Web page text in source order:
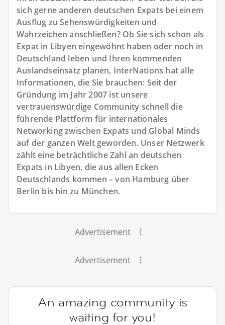
sich gerne anderen deutschen Expats bei einem
Ausflug zu Sehenswürdigkeiten und
Wahrzeichen anschließen? Ob Sie sich schon als
Expat in Libyen eingewöhnt haben oder noch in
Deutschland leben und Ihren kommenden
Auslandseinsatz planen, InterNations hat alle
Informationen, die Sie brauchen: Seit der
Gründung im Jahr 2007 ist unsere
vertrauenswürdige Community schnell die
führende Plattform für internationales
Networking zwischen Expats und Global Minds
auf der ganzen Welt geworden. Unser Netzwerk
zählt eine beträchtliche Zahl an deutschen
Expats in Libyen, die aus allen Ecken
Deutschlands kommen – von Hamburg über
Berlin bis hin zu München.
Advertisement
Advertisement
An amazing community is
waiting for you!